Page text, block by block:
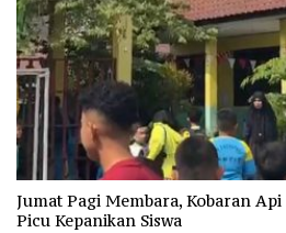
Jumat Pagi Membara, Kobaran Api
Picu Kepanikan Siswa